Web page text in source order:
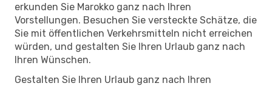
erkunden Sie Marokko ganz nach Ihren
Vorstellungen. Besuchen Sie versteckte Schätze, die
Sie mit öffentlichen Verkehrsmitteln nicht erreichen
würden, und gestalten Sie Ihren Urlaub ganz nach
Ihren Wünschen.
Gestalten Sie Ihren Urlaub ganz nach Ihren